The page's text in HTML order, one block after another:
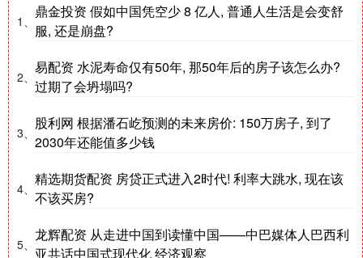
1、
鼎金投资 假如中国凭空少 8 亿人, 普通人生活是会变舒
服, 还是崩盘?
2、
易配资 水泥寿命仅有50年, 那50年后的房子该怎么办?
过期了会坍塌吗?
3、
股利网 根据潘石屹预测的未来房价: 150万房子, 到了
2030年还能值多少钱
4、
精选期货配资 房贷正式进入2时代! 利率大跳水, 现在该
不该买房?
5、
龙辉配资 从走进中国到读懂中国——中巴媒体人巴西利
亚共话中国式现代化 经济观察